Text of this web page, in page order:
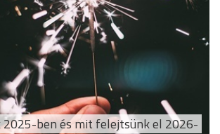
ben és mit felejtsünk el 2026-